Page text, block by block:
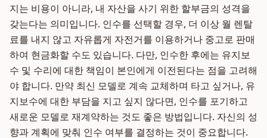
지는 비용이 아니라, 내 자산을 사기 위한 할부금의 성격을
갖는다는 의미입니다. 인수를 선택할 경우, 더 이상 월 렌탈
료를 내지 않고 자유롭게 자전거를 이용하거나 중고로 판매
하여 현금화할 수도 있습니다. 다만, 인수한 후에는 유지보
수 및 수리에 대한 책임이 본인에게 이전된다는 점을 고려해
야 합니다. 만약 최신 모델로 계속 교체하며 타고 싶거나, 유
지보수에 대한 부담을 지고 싶지 않다면, 인수를 포기하고
새로운 모델로 재계약하는 것도 좋은 방법입니다. 자신의 성
향과 계획에 맞춰 인수 여부를 결정하는 것이 중요합니다.